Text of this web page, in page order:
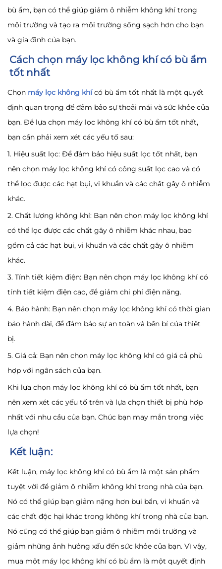
bù ẩm, bạn có thể giúp giảm ô nhiễm không khí trong
môi trường và tạo ra môi trường sống sạch hơn cho bạn
và gia đình của bạn.
Cách chọn máy lọc không khí có bù ẩm
tốt nhất
Chọn máy lọc không khí có bù ẩm tốt nhất là một quyết
định quan trọng để đảm bảo sự thoải mái và sức khỏe của
bạn. Để lựa chọn máy lọc không khí có bù ẩm tốt nhất,
bạn cần phải xem xét các yếu tố sau:
1. Hiệu suất lọc: Để đảm bảo hiệu suất lọc tốt nhất, bạn
nên chọn máy lọc không khí có công suất lọc cao và có
thể lọc được các hạt bụi, vi khuẩn và các chất gây ô nhiễm
khác.
2. Chất lượng không khí: Bạn nên chọn máy lọc không khí
có thể lọc được các chất gây ô nhiễm khác nhau, bao
gồm cả các hạt bụi, vi khuẩn và các chất gây ô nhiễm
khác.
3. Tính tiết kiệm điện: Bạn nên chọn máy lọc không khí có
tính tiết kiệm điện cao, để giảm chi phí điện năng.
4. Bảo hành: Bạn nên chọn máy lọc không khí có thời gian
bảo hành dài, để đảm bảo sự an toàn và bền bỉ của thiết
bị.
5. Giá cả: Bạn nên chọn máy lọc không khí có giá cả phù
hợp với ngân sách của bạn.
Khi lựa chọn máy lọc không khí có bù ẩm tốt nhất, bạn
nên xem xét các yếu tố trên và lựa chọn thiết bị phù hợp
nhất với nhu cầu của bạn. Chúc bạn may mắn trong việc
lựa chọn!
Kết luận:
Kết luận, máy lọc không khí có bù ẩm là một sản phẩm
tuyệt vời để giảm ô nhiễm không khí trong nhà của bạn.
Nó có thể giúp bạn giảm nặng hơn bụi bẩn, vi khuẩn và
các chất độc hại khác trong không khí trong nhà của bạn.
Nó cũng có thể giúp bạn giảm ô nhiễm môi trường và
giảm những ảnh hưởng xấu đến sức khỏe của bạn. Vì vậy,
mua một máy lọc không khí có bù ẩm là một quyết định